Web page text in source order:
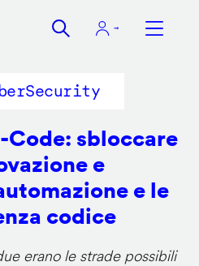
sbloccare
e
e le
codice
erano le strade possibili